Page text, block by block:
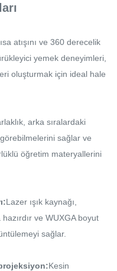
atışını ve 360 derecelik
yemek deneyimleri,
oluşturmak için ideal hale
arka sıralardaki
sağlar ve
öğretim materyallerini
Lazer ışık kaynağı,
ve WUXGA boyut
sağlar.
Kesin